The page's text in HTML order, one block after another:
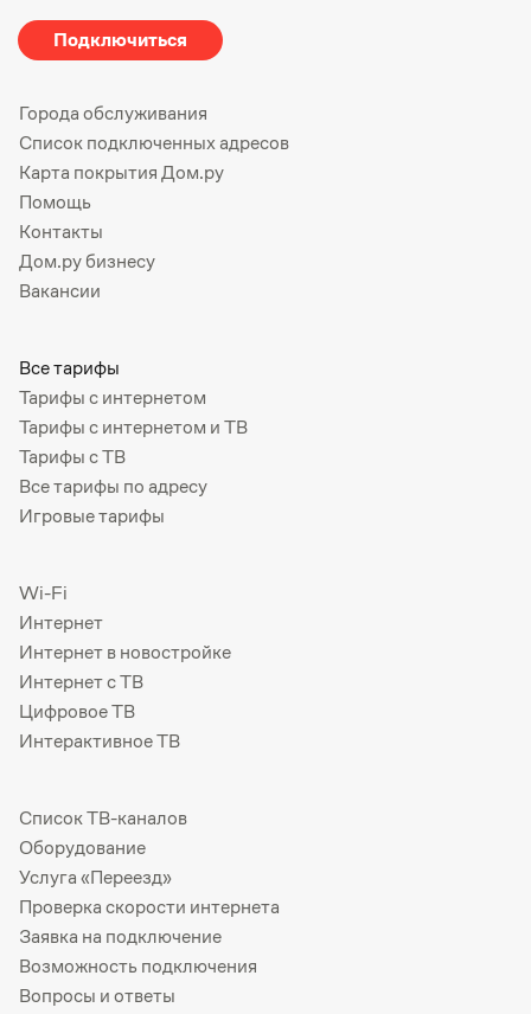
Подключиться
Города обслуживания
Список подключенных адресов
Карта покрытия Дом.ру
Помощь
Контакты
Дом.ру бизнесу
Вакансии
Все тарифы
Тарифы с интернетом
Тарифы с интернетом и ТВ
Тарифы с ТВ
Все тарифы по адресу
Игровые тарифы
Wi-Fi
Интернет
Интернет в новостройке
Интернет с ТВ
Цифровое ТВ
Интерактивное ТВ
Список ТВ-каналов
Оборудование
Услуга «Переезд»
Проверка скорости интернета
Заявка на подключение
Возможность подключения
Вопросы и ответы